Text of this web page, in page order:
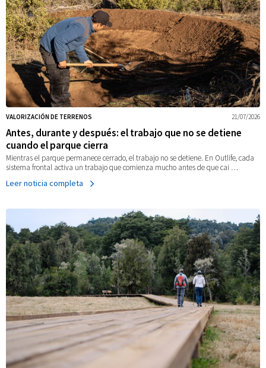
21/07/2026
VALORIZACIÓN DE TERRENOS
Antes, durante y después: el trabajo que no se detiene
cuando el parque cierra
Mientras el parque permanece cerrado, el trabajo no se detiene. En Outlife, cada
sistema frontal activa un trabajo que comienza mucho antes de que cai …
Leer noticia completa